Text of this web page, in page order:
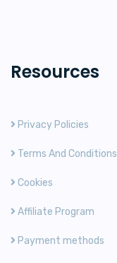
Resources
Privacy Policies
Terms And Conditions
Cookies
Affiliate Program
Payment methods